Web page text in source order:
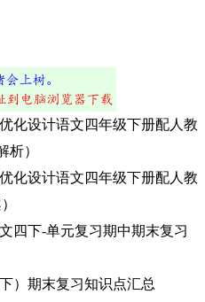
设计语文四年级下册配人教
析）
设计语文四年级下册配人教
下-单元复习期中期末复习
期末复习知识点汇总